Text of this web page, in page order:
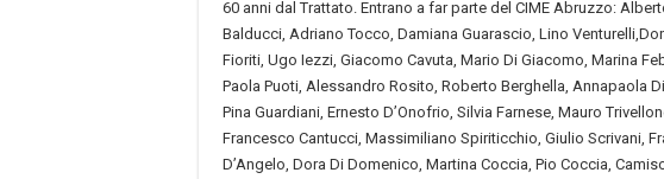
60 anni dal Trattato. Entrano a far parte del CIME Abruzzo:
Balducci, Adriano Tocco, Damiana Guarascio, Lino
Fioriti, Ugo Iezzi, Giacomo Cavuta, Mario Di Giacomo, Marina
Paola Puoti, Alessandro Rosito, Roberto Berghella, Annapaola Di
Pina Guardiani, Ernesto D’Onofrio, Silvia Farnese, Mauro
Francesco Cantucci, Massimiliano Spiriticchio, Giulio Scrivani,
D’Angelo, Dora Di Domenico, Martina Coccia, Pio Coccia,